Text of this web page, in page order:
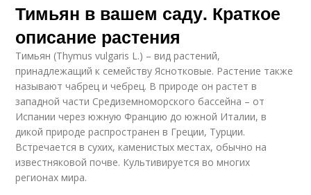
Тимьян в вашем саду. Краткое
описание растения
Тимьян (Thymus vulgaris L.) – вид растений,
принадлежащий к семейству Яснотковые. Растение также
называют чабрец и чебрец. В природе он растет в
западной части Средиземноморского бассейна – от
Испании через южную Францию ​​до южной Италии, в
дикой природе распространен в Греции, Турции.
Встречается в сухих, каменистых местах, обычно на
известняковой почве. Культивируется во многих
регионах мира.